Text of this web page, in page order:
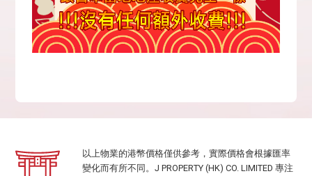
以上物業的港幣價格僅供參考，實際價格會根據匯率
變化而有所不同。J PROPERTY (HK) CO. LIMITED 專注